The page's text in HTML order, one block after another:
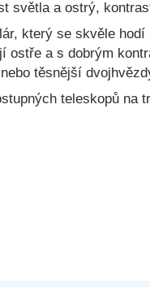
světla a ostrý,
který se skvěle
a s dobrým
těsnější
teleskopů